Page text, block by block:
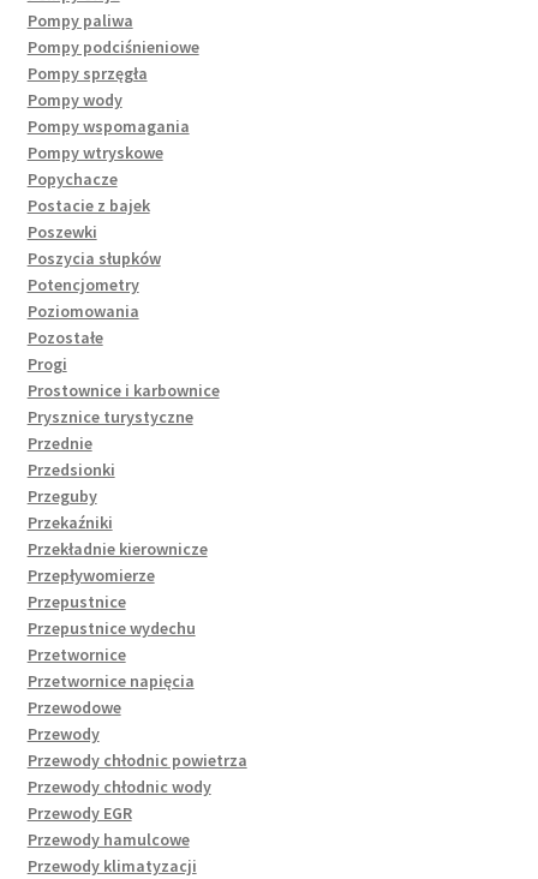
Pompy paliwa
Pompy podciśnieniowe
Pompy sprzęgła
Pompy wody
Pompy wspomagania
Pompy wtryskowe
Popychacze
Postacie z bajek
Poszewki
Poszycia słupków
Potencjometry
Poziomowania
Pozostałe
Progi
Prostownice i karbownice
Prysznice turystyczne
Przednie
Przedsionki
Przeguby
Przekaźniki
Przekładnie kierownicze
Przepływomierze
Przepustnice
Przepustnice wydechu
Przetwornice
Przetwornice napięcia
Przewodowe
Przewody
Przewody chłodnic powietrza
Przewody chłodnic wody
Przewody EGR
Przewody hamulcowe
Przewody klimatyzacji